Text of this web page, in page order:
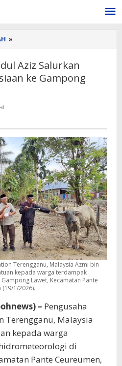
»
Azmi
Abdul
Aziz
Lawet
Aziz Salurkan
ke Gampong
Terengganu, Malaysia Azmi bin
kepada warga terdampak
Lawet, Kecamatan Pante
(19/1/2026).
– Pengusaha
Terengganu, Malaysia
kepada warga
di
Pante Ceureumen,